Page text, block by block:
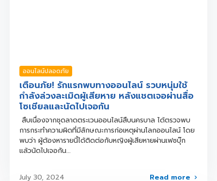
ออนไลน์ปลอดภัย
เตือนภัย! รักแรกพบทางออนไลน์ รวบหนุ่มใช้
กำลังล่วงละเมิดผู้เสียหาย หลังแชตเจอผ่านสื่อ
โซเชียลและนัดไปเจอกัน
สืบเนื่องจากชุดลาดตระเวนออนไลน์สืบนครบาล ได้ตรวจพบ
การกระทำความผิดที่มีลักษณะการก่อเหตุผ่านโลกออนไลน์ โดย
พบว่า ผู้ต้องหารายนี้ได้ติดต่อกับหญิงผู้เสียหายผ่านเฟซบุ๊ก
แล้วนัดไปเจอกัน...
July 30, 2024 Read more